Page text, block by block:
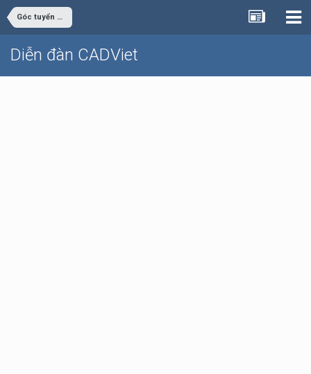
Góc tuyển dụng
Diễn đàn CADViet